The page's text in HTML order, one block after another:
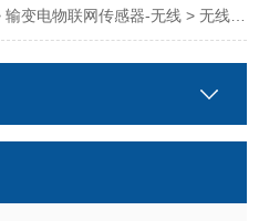
输变电物联网传感器-无线 >无线水浸传感器